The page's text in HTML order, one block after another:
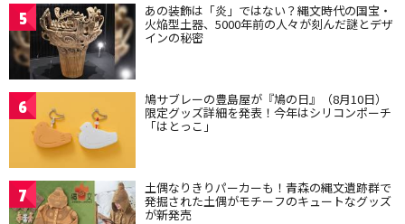
5 あの装飾は「炎」ではない？縄文時代の国宝・
火焔型土器、5000年前の人々が刻んだ謎とデザ
インの秘密
6 鳩サブレーの豊島屋が『鳩の日』（8月10日）
限定グッズ詳細を発表！今年はシリコンポーチ
「はとっこ」
7 土偶なりきりパーカーも！青森の縄文遺跡群で
発掘された土偶がモチーフのキュートなグッズ
が新発売